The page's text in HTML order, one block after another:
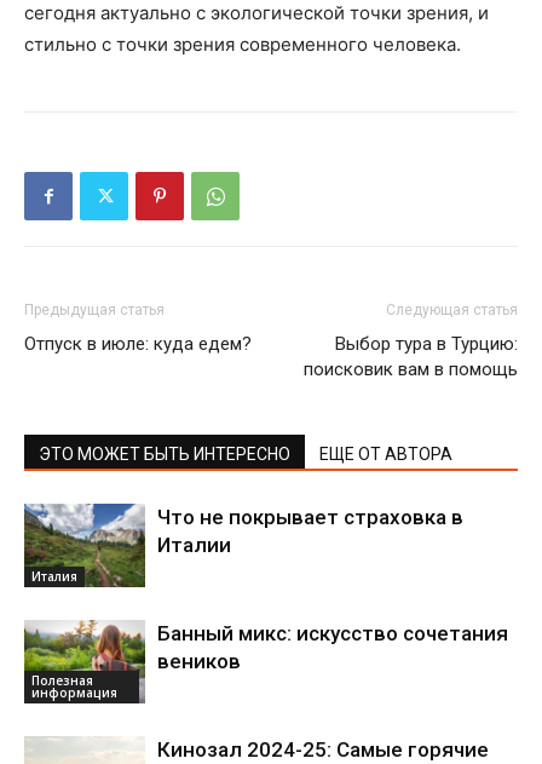
сегодня актуально с экологической точки зрения, и
стильно с точки зрения современного человека.
Предыдущая статья
Отпуск в июле: куда едем?
Следующая статья
Выбор тура в Турцию:
поисковик вам в помощь
ЭТО МОЖЕТ БЫТЬ ИНТЕРЕСНО ЕЩЕ ОТ АВТОРА
Италия
Что не покрывает страховка в
Италии
Полезная
информация
Банный микс: искусство сочетания
веников
Кинозал 2024-25: Самые горячие